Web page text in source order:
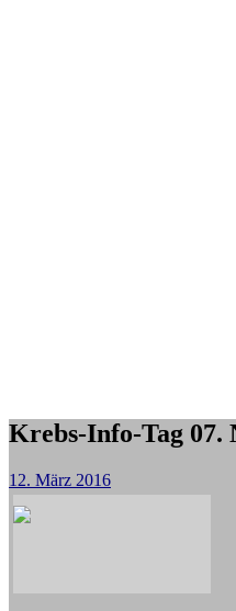
Krebs-Info-Tag 07.
12. März 2016